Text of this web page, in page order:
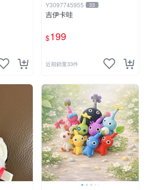
Y3097745955 33
吉伊卡哇
$199
近期銷量33件